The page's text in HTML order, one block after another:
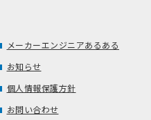
メーカーエンジニアあるある
お知らせ
個人情報保護方針
お問い合わせ